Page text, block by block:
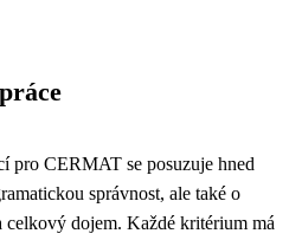
pro CERMAT se posuzuje hned
správnost, ale také o
dojem. Každé kritérium má